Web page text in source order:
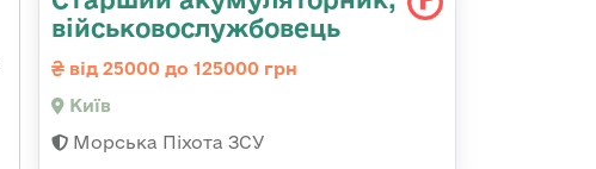
військовослужбовець
від 25000 до 125000 грн
Київ
Морська Піхота ЗСУ